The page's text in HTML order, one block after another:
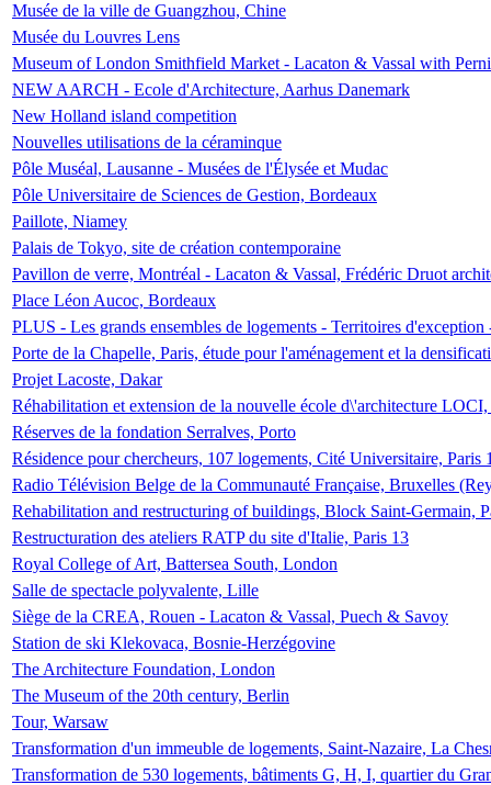
Musée de la ville de Guangzhou, Chine
Musée du Louvres Lens
Museum of London Smithfield Market - Lacaton & Vassal with
NEW AARCH - Ecole d'Architecture, Aarhus Danemark
New Holland island competition
Nouvelles utilisations de la céraminque
Pôle Muséal, Lausanne - Musées de l'Élysée et Mudac
Pôle Universitaire de Sciences de Gestion, Bordeaux
Paillote, Niamey
Palais de Tokyo, site de création contemporaine
Pavillon de verre, Montréal - Lacaton & Vassal, Frédéric Druot
Place Léon Aucoc, Bordeaux
PLUS - Les grands ensembles de logements - Territoires
Porte de la Chapelle, Paris, étude pour l'aménagement et la
Projet Lacoste, Dakar
Réhabilitation et extension de la nouvelle école d\'architecture
Réserves de la fondation Serralves, Porto
Résidence pour chercheurs, 107 logements, Cité Universitaire, Paris
Radio Télévision Belge de la Communauté Française, Bruxelles
Rehabilitation and restructuring of buildings, Block Saint-Germain,
Restructuration des ateliers RATP du site d'Italie, Paris 13
Royal College of Art, Battersea South, London
Salle de spectacle polyvalente, Lille
Siège de la CREA, Rouen - Lacaton & Vassal, Puech & Savoy
Station de ski Klekovaca, Bosnie-Herzégovine
The Architecture Foundation, London
The Museum of the 20th century, Berlin
Tour, Warsaw
Transformation d'un immeuble de logements, Saint-Nazaire, La
Transformation de 530 logements, bâtiments G, H, I, quartier du